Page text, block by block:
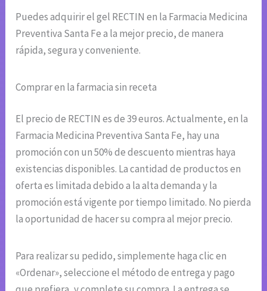
Puedes adquirir el gel RECTIN en la Farmacia Medicina
Preventiva Santa Fe a la mejor precio, de manera
rápida, segura y conveniente.
Comprar en la farmacia sin receta
El precio de RECTIN es de 39 euros. Actualmente, en la
Farmacia Medicina Preventiva Santa Fe, hay una
promoción con un 50% de descuento mientras haya
existencias disponibles. La cantidad de productos en
oferta es limitada debido a la alta demanda y la
promoción está vigente por tiempo limitado. No pierda
la oportunidad de hacer su compra al mejor precio.
Para realizar su pedido, simplemente haga clic en
«Ordenar», seleccione el método de entrega y pago